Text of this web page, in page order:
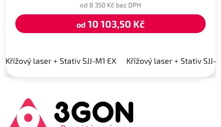
od 8 350 Kč bez DPH
od 10 103,50 Kč
Křížový laser + Stativ SJJ-M1 EX Křížový laser + Stativ SJJ-